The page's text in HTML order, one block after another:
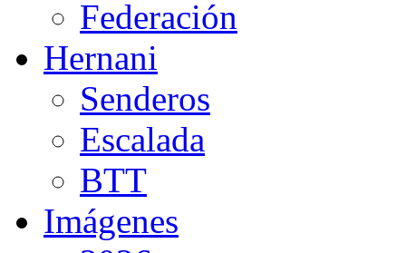
Federación
Hernani
Senderos
Escalada
BTT
Imágenes